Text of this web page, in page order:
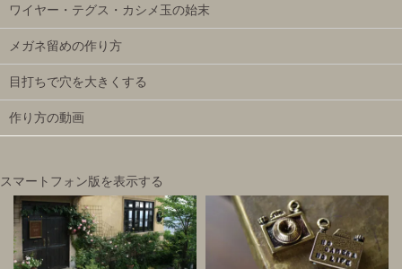
ワイヤー・テグス・カシメ玉の始末
メガネ留めの作り方
目打ちで穴を大きくする
作り方の動画
スマートフォン版を表示する